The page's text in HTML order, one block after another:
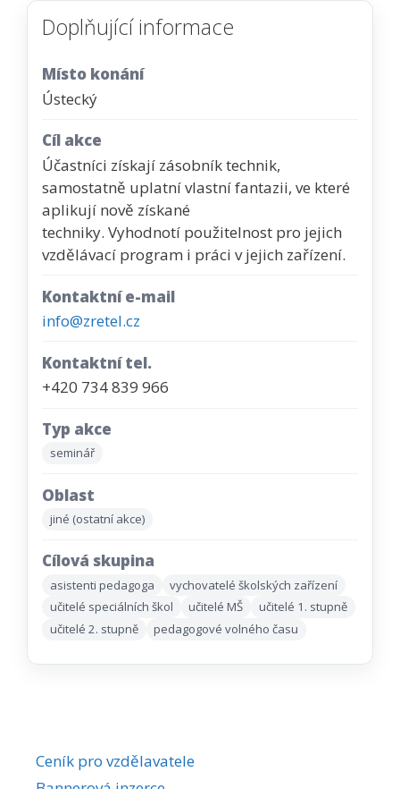
Doplňující informace
Místo konání
Ústecký
Cíl akce
Účastníci získají zásobník technik,
samostatně uplatní vlastní fantazii, ve které
aplikují nově získané
techniky. Vyhodnotí použitelnost pro jejich
vzdělávací program i práci v jejich zařízení.
Kontaktní e-mail
info@zretel.cz
Kontaktní tel.
+420 734 839 966
Typ akce
seminář
Oblast
jiné (ostatní akce)
Cílová skupina
asistenti pedagoga
vychovatelé školských zařízení
učitelé speciálních škol
učitelé MŠ
učitelé 1. stupně
učitelé 2. stupně
pedagogové volného času
Ceník pro vzdělavatele